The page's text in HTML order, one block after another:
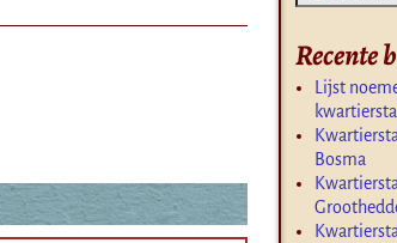
Recente
Lijst
Bosma